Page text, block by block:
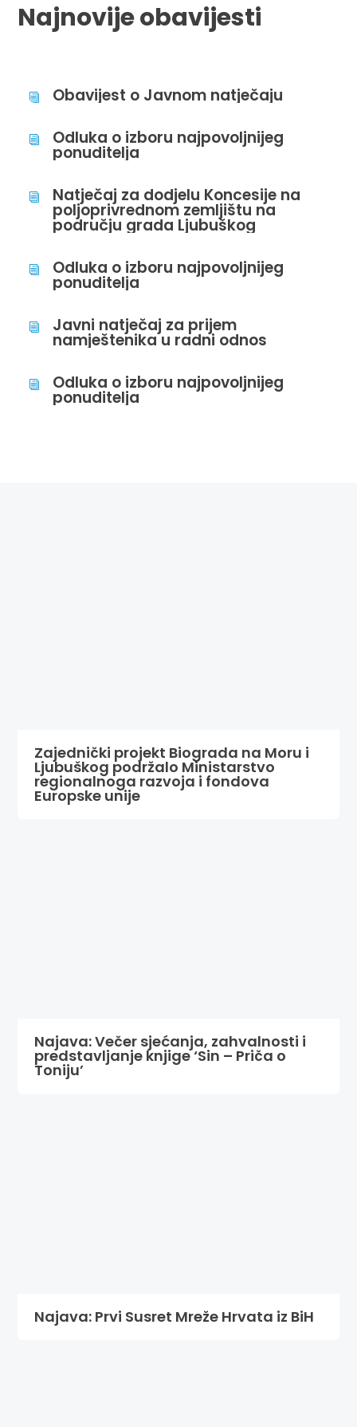
Najnovije obavijesti
i Obavijest o Javnom natječaju
i Odluka o izboru najpovoljnijeg
ponuditelja
i Natječaj za dodjelu Koncesije na
poljoprivrednom zemljištu na
području grada Ljubuškog
i Odluka o izboru najpovoljnijeg
ponuditelja
i Javni natječaj za prijem
namještenika u radni odnos
i Odluka o izboru najpovoljnijeg
ponuditelja
Zajednički projekt Biograda na Moru i
Ljubuškog podržalo Ministarstvo
regionalnoga razvoja i fondova
Europske unije
Najava: Večer sjećanja, zahvalnosti i
predstavljanje knjige ‘Sin – Priča o
Toniju’
Najava: Prvi Susret Mreže Hrvata iz BiH